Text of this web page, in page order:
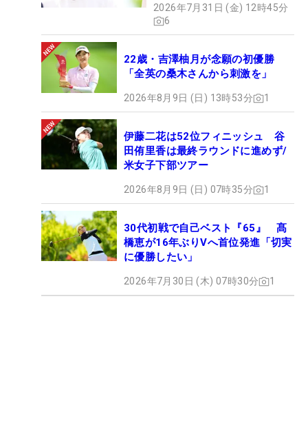
2026年7月31日 (金) 12時45分
6
22歳・吉澤柚月が念願の初優勝
「全英の桑木さんから刺激を」
2026年8月9日 (日) 13時53分 1
伊藤二花は52位フィニッシュ 谷
田侑里香は最終ラウンドに進めず/
米女子下部ツアー
2026年8月9日 (日) 07時35分 1
30代初戦で自己ベスト『65』 髙
橋恵が16年ぶりVへ首位発進「切実
に優勝したい」
2026年7月30日 (木) 07時30分 1